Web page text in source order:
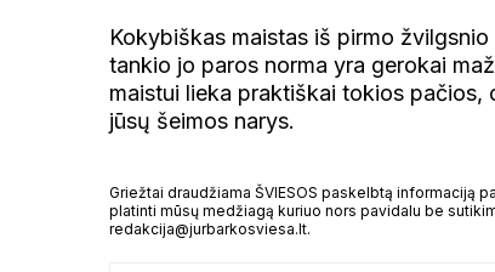
Kokybiškas maistas iš pirmo
tankio jo paros norma yra gerokai
maistui lieka praktiškai tokios pačios,
jūsų šeimos narys.
Griežtai draudžiama ŠVIESOS paskelbtą informaciją
platinti mūsų medžiagą kuriuo nors pavidalu be
redakcija@jurbarkosviesa.lt.